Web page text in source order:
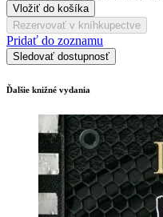
Vložiť do košíka
Rezervovať v kníhkupectve
Pridať do zoznamu
Sledovať dostupnosť
Ďalšie knižné vydania